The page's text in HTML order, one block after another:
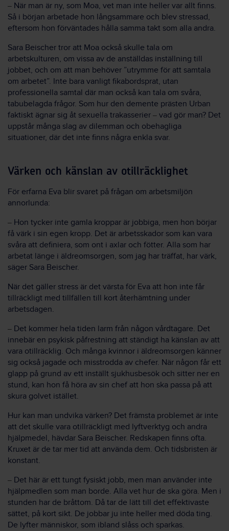
– När man är ny, som Moa, vet man inte heller var allt finns.
Så i början arbetade hon långsammare och blev stressad,
eftersom hon förväntades hålla samma takt som alla andra.
Sara Beischer tror att Moa också skulle tala om
arbetskulturen, om vissa av de anställdas inställning till
jobbet, och om att man behöver ”utrymme för att samtala
om arbetet”. Inte bara vanligt fikabordsprat, utan
professionella samtal där man också kan tala om svåra,
tabubelagda frågor. Som hur den demente prästen Urban
faktiskt ägnar sig åt sexuella trakasserier – vad gör man? Det
uppstår många slag av dilemman och obehagliga
situationer, där det inte finns några enkla svar.
Värken och känslan av otillräcklighet
För erfarna Eva blir svaret på frågan om arbetsmiljön
annorlunda:
– Hon tycker inte gamla kroppar är jobbiga, men hon börjar
få värk i sin egen kropp. Det är arbetsskador som kan vara
svåra att definiera, som ont i axlar och fötter. Alla som har
arbetat länge i äldreomsorgen, som jag har träffat, har värk,
säger Sara Beischer.
När det gäller stress är det värsta för Eva att hon inte får
tillräckligt med tillfällen till kort återhämtning under
arbetsdagen.
– Det kommer hela tiden larm från någon vårdtagare. Det
innebär en psykisk påfrestning att ständigt ha känslan av att
vara otillräcklig. Och många kvinnor i äldreomsorgen känner
sig också jagade och misstrodda av chefer. När någon får ett
glapp på grund av ett inställt sjukhusbesök och sitter ner en
stund, kan hon få höra av sin chef att hon ska passa på att
skura golvet istället.
Hur kan man undvika värken? Det främsta problemet är inte
att det skulle vara otillräckligt med lyftverktyg och andra
hjälpmedel, hävdar Sara Beischer. Redskapen finns ofta.
Kruxet är de tar mer tid att använda dem. Och tidsbristen är
konstant.
– Det här är ett tungt fysiskt jobb, men man använder inte
hjälpmedlen som man borde. Alla vet hur de ska göra. Men i
stunden har de bråttom. Då tar de lätt till det effektivaste
sättet, på kort sikt. De jobbar ju inte heller med döda ting.
De lyfter människor, som ibland slåss och sparkas.